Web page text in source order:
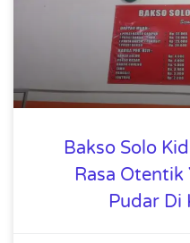
Bakso Solo
Rasa Otentik
Pudar Di